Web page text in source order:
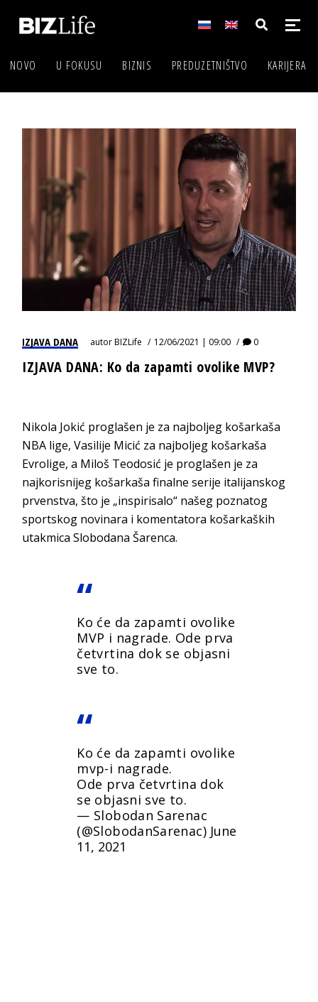
NOVO U FOKUSU BIZNIS PREDUZETNIŠTVO KARIJERA
IZJAVA DANA autorBIZLife 12/06/2021 | 09:00 0
IZJAVA DANA: Ko da zapamti ovolike MVP?
Nikola Jokić proglašen je za najboljeg košarkaša
NBA lige, Vasilije Micić za najboljeg košarkaša
Evrolige, a Miloš Teodosić je proglašen je za
najkorisnijeg košarkaša finalne serije italijanskog
prvenstva, što je „inspirisalo“ našeg poznatog
sportskog novinara i komentatora košarkaških
utakmica Slobodana Šarenca.
Ko će da zapamti ovolike
MVP i nagrade. Ode prva
četvrtina dok se objasni
sve to.
Ko će da zapamti ovolike
mvp-i nagrade.
Ode prva četvrtina dok
se objasni sve to.
— Slobodan Sarenac
(@SlobodanSarenac) June
11, 2021